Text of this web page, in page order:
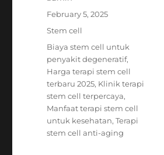
Posted
February 5, 2025
Categories
Stem cell
Tags
Biaya stem cell untuk
penyakit degeneratif,
Harga terapi stem cell
terbaru 2025, Klinik terapi
stem cell terpercaya,
Manfaat terapi stem cell
untuk kesehatan,Terapi
stem cell anti-aging